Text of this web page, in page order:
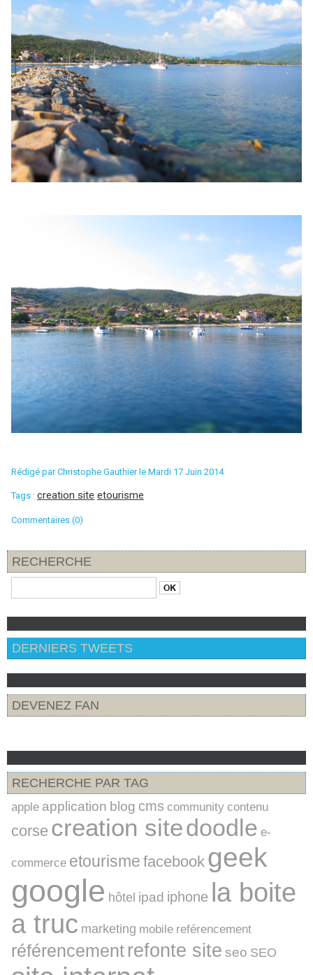
Rédigé parChristophe Gauthierle Mardi 17 Juin 2014
Tags : creation site etourisme
Commentaires (0)
RECHERCHE
DERNIERS TWEETS
DEVENEZ FAN
RECHERCHE PAR TAG
apple application blog cms community contenu
corse creation sitedoodle e-
commerce etourisme facebook geek
google hôtel ipad iphone
la boite
a truc marketing mobile reférencement
référencement refonte site seo SEO